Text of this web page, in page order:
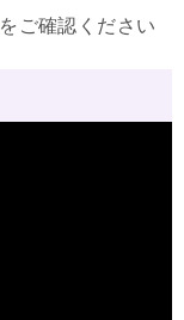
をご確認ください